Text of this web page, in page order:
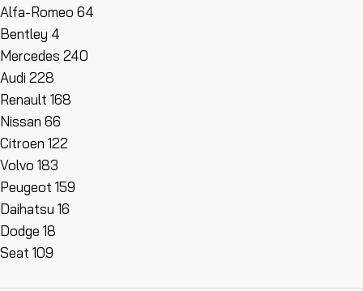
Alfa-Romeo 64
Bentley 4
Mercedes 240
Audi 228
Renault 168
Nissan 66
Citroen 122
Volvo 183
Peugeot 159
Daihatsu 16
Dodge 18
Seat 109